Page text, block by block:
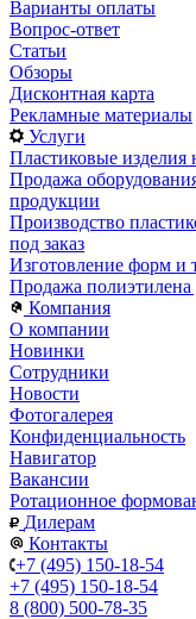
Варианты оплаты
Вопрос-ответ
Статьи
Обзоры
Дисконтная карта
Рекламные материалы
Услуги
Пластиковые изделия
Продажа
продукции
Производство
под заказ
Изготовление форм и
Продажа
Компания
О компании
Новинки
Сотрудники
Новости
Фотогалерея
Конфиденциальность
Навигатор
Вакансии
Ротационное
Дилерам
Контакты
+7 (495) 150-18-54
+7 (495) 150-18-54
8 (800) 500-78-35